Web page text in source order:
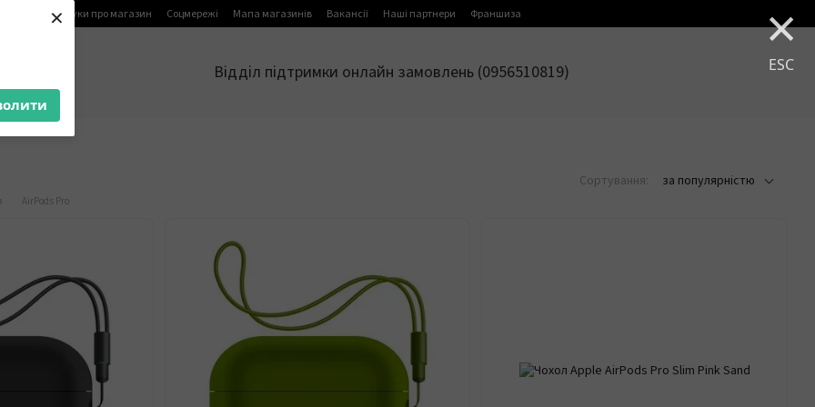
× ×
ESC
Відгуки про магазин Соцмережі Мапа магазинів Вакансії Наші партнери Франшиза
Відділ підтримки онлайн замовлень (0956510819)
AirPods Pro
Сортування: за популярністю